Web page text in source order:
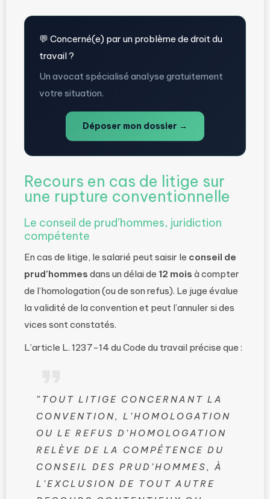
💬 Concerné(e) par un problème de droit du
travail ?
Un avocat spécialisé analyse gratuitement
votre situation.
Déposer mon dossier →
Recours en cas de litige sur
une rupture conventionnelle
Le conseil de prud’hommes, juridiction
compétente
En cas de litige, le salarié peut saisir le conseil de
prud’hommes dans un délai de 12 mois à compter
de l’homologation (ou de son refus). Le juge évalue
la validité de la convention et peut l’annuler si des
vices sont constatés.
L’article L. 1237-14 du Code du travail précise que :
”TOUT LITIGE CONCERNANT LA
CONVENTION, L’HOMOLOGATION
OU LE REFUS D’HOMOLOGATION
RELÈVE DE LA COMPÉTENCE DU
CONSEIL DES PRUD’HOMMES, À
L’EXCLUSION DE TOUT AUTRE